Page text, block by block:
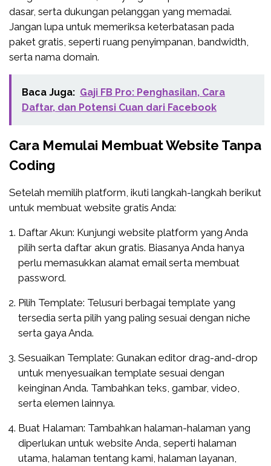
dasar, serta dukungan pelanggan yang memadai.
Jangan lupa untuk memeriksa keterbatasan pada
paket gratis, seperti ruang penyimpanan, bandwidth,
serta nama domain.
Baca Juga: Gaji FB Pro: Penghasilan, Cara
Daftar, dan Potensi Cuan dari Facebook
Cara Memulai Membuat Website Tanpa
Coding
Setelah memilih platform, ikuti langkah-langkah berikut
untuk membuat website gratis Anda:
Daftar Akun: Kunjungi website platform yang Anda
pilih serta daftar akun gratis. Biasanya Anda hanya
perlu memasukkan alamat email serta membuat
password.
Pilih Template: Telusuri berbagai template yang
tersedia serta pilih yang paling sesuai dengan niche
serta gaya Anda.
Sesuaikan Template: Gunakan editor drag-and-drop
untuk menyesuaikan template sesuai dengan
keinginan Anda. Tambahkan teks, gambar, video,
serta elemen lainnya.
Buat Halaman: Tambahkan halaman-halaman yang
diperlukan untuk website Anda, seperti halaman
utama, halaman tentang kami, halaman layanan,